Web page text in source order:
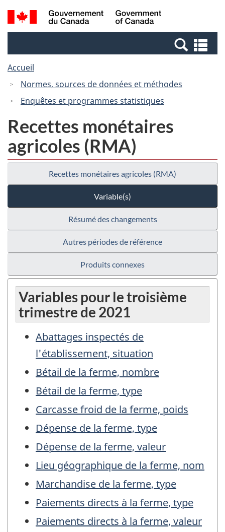
Passer
au
Passer
à
Canada
Recherche
et
et
Accueil
Normes, sources de données et méthodes
Enquêtes et programmes statistiques
Recettes monétaires
agricoles (RMA)
Recettes monétaires agricoles (RMA)
Variable(s)
Résumé des changements
Autres périodes de référence
Produits connexes
Variables pour le troisième
trimestre de 2021
Abattages inspectés de
l'établissement, situation
Bétail de la ferme, nombre
Bétail de la ferme, type
Carcasse froid de la ferme, poids
Dépense de la ferme, type
Dépense de la ferme, valeur
Lieu géographique de la ferme, nom
Marchandise de la ferme, type
Paiements directs à la ferme, type
Paiements directs à la ferme, valeur